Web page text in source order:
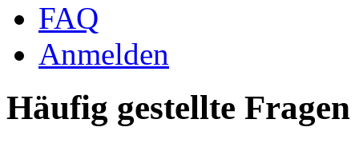
FAQ
Anmelden
Häufig gestellte Fragen